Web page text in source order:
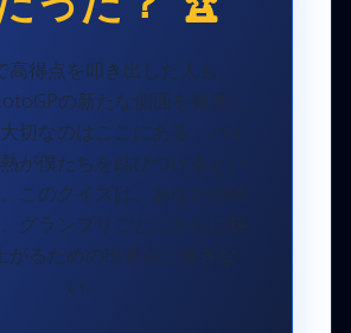
高得点を叩き出した人も、
の新たな側面を発見し
切なのはここにある：バイ
が僕たちを結びつけるとい
このクイズは、あなたの知
グランプリごとにさらに熱
がるための出発点に過ぎな
い。